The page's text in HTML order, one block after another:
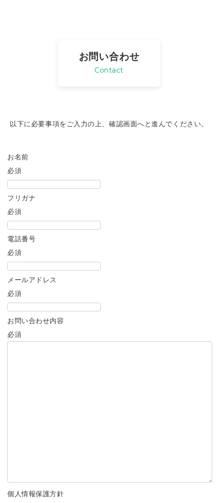
お問い合わせ
Contact
以下に必要事項をご入力の上、確認画面へと進んでください。
お名前
必須
フリガナ
必須
電話番号
必須
メールアドレス
必須
お問い合わせ内容
必須
個人情報保護方針